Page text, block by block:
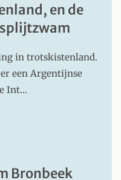
en de
in trotskistenland.
een Argentijnse
Int…
Bronbeek